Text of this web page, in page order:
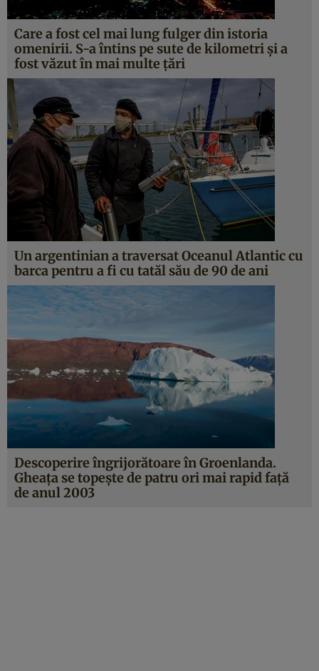
Care a fost cel mai lung fulger din istoria
omenirii. S-a întins pe sute de kilometri și a
fost văzut în mai multe țări
Un argentinian a traversat Oceanul Atlantic cu
barca pentru a fi cu tatăl său de 90 de ani
Descoperire îngrijorătoare în Groenlanda.
Gheaţa se topeşte de patru ori mai rapid faţă
de anul 2003